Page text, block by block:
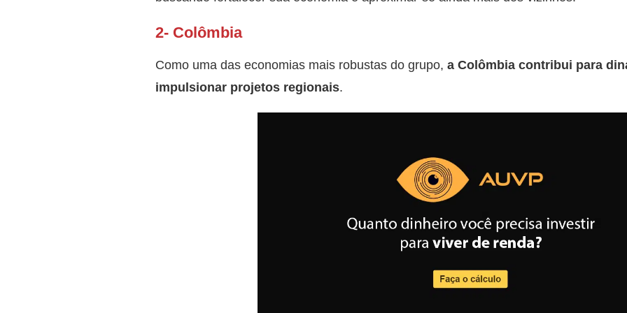
2- Colômbia
Como uma das economias mais robustas do grupo, a Colômbia contribui para
impulsionar projetos regionais.